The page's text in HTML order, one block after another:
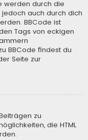
werden durch die
auch durch dich
BBCode ist
Tags von eckigen
BBCode findest du
Seite zur
zu
die HTML